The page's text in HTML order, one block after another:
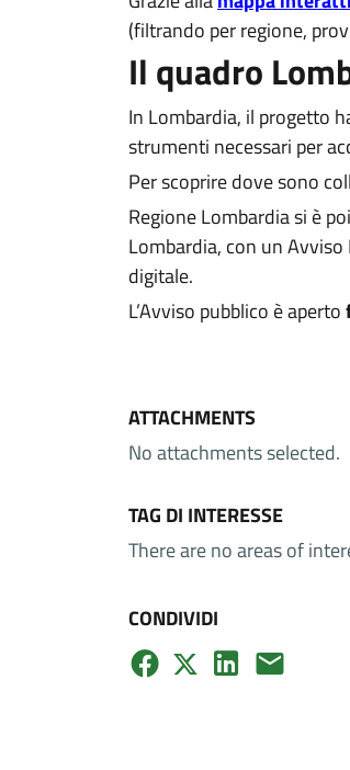
(filtrando per regione,
Il quadro
In Lombardia, il progetto
strumenti necessari per
Per scoprire dove sono
Regione Lombardia si è
Lombardia, con un
digitale.
L’Avviso pubblico è aperto
ATTACHMENTS
No attachments selected.
TAG DI INTERESSE
There are no areas of
CONDIVIDI